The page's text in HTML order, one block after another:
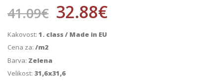
41.09€ 32.88€
Kakovost: 1. class / Made in EU
Cena za: /m2
Barva: Zelena
Velikost: 31,6x31,6